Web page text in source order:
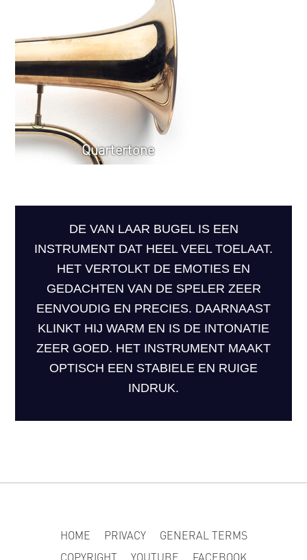
Quartertone
DE VAN LAAR BUGEL IS EEN
INSTRUMENT DAT HEEL VEEL TOELAAT.
HET VERTOLKT DE EMOTIES EN
GEDACHTEN VAN DE SPELER ZEER
EENVOUDIG EN PRECIES. DAARNAAST
KLINKT HIJ WARM EN IS DE INTONATIE
ZEER GOED. HET INSTRUMENT MAAKT
OPTISCH EEN STABIELE EN RUIGE
INDRUK.
HOME PRIVACY
GENERAL TERMS
COPYRIGHT
YOUTUBE FACEBOOK